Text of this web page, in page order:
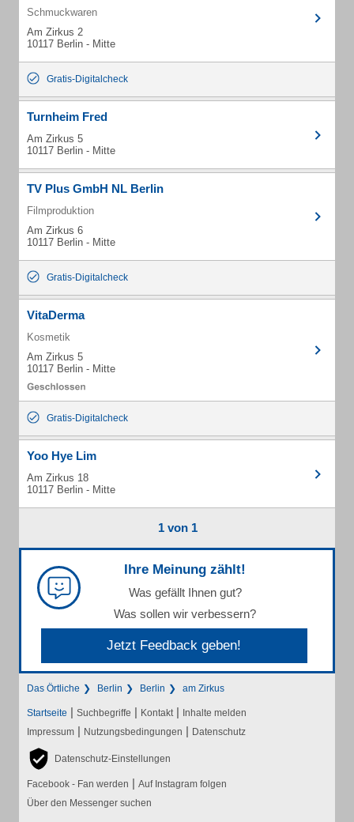
Schmuckwaren
Am Zirkus 2
10117 Berlin - Mitte
Gratis-Digitalcheck
Turnheim Fred
Am Zirkus 5
10117 Berlin - Mitte
TV Plus GmbH NL Berlin
Filmproduktion
Am Zirkus 6
10117 Berlin - Mitte
Gratis-Digitalcheck
VitaDerma
Kosmetik
Am Zirkus 5
10117 Berlin - Mitte
Gratis-Digitalcheck
Yoo Hye Lim
Am Zirkus 18
10117 Berlin - Mitte
1 von 1
Ihre Meinung zählt!
Was gefällt Ihnen gut?
Was sollen wir verbessern?
Jetzt Feedback geben!
Das Örtliche Berlin Berlin am Zirkus
Startseite | Suchbegriffe | Kontakt | Inhalte melden
Impressum | Nutzungsbedingungen | Datenschutz
Datenschutz-Einstellungen
Facebook - Fan werden | Auf Instagram folgen
Über den Messenger suchen